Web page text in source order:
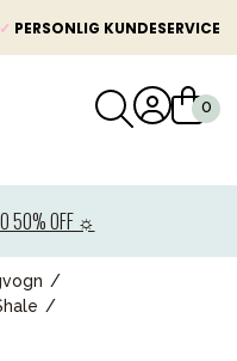
✓ PERSONLIG KUNDESERVICE
50% OFF ☼